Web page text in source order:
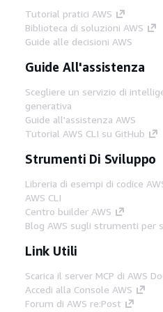
Tutorial pratici AWS
Biblioteca di soluzioni AWS
Guide alle decisioni AWS
Guide All'assistenza
Scegliere un servizio di
generativa
Guide all'assistenza AWS
Tutorial AWS CLI su GitHub
Strumenti Di Sviluppo
Libreria di esempi di codice
AWS CLI
Centro builder AWS
Blog AWS sugli strumenti per
Link Utili
Scarica il server MCP di AWS
Accedi alla Console AWS
Forum di AWS re:Post